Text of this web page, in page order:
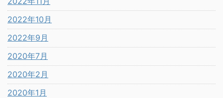
2022年10月
2022年9月
2020年7月
2020年2月
2020年1月